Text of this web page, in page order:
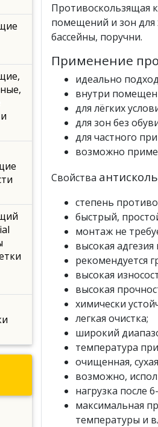
Противоскользящая
помещений и зон для
бассейны, поручни.
Применение
идеально
внутри
для лёгких
для зон без
для частного
возможно
Свойства
степень
быстрый,
монтаж не
высокая
рекомендуется
высокая
высокая
химически
легкая очистка;
широкий
температура
очищенная,
возможно,
нагрузка после
максимальная
температуры и